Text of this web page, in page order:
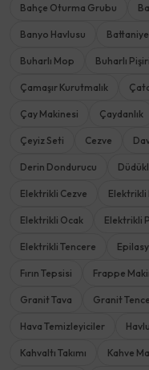
Bahçe Oturma Grubu
Banyo Havlusu Battaniye
Buharlı Mop Buharlı
Çamaşır Kurutmalık
Çay Makinesi Çaydanlık
Çeyiz Seti Cezve
Derin Dondurucu
Elektrikli Cezve Elektrikli
Elektrikli Ocak Elektrikli
Elektrikli Tencere
Fırın Tepsisi Frappe
Granit Tava Granit
Hava Temizleyiciler
Kahvaltı Takımı Kahve